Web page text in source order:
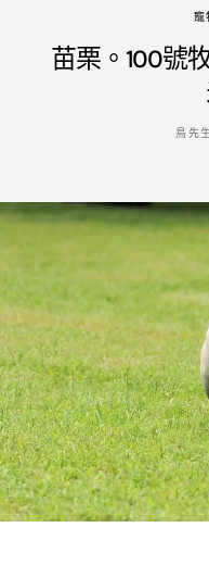
寵
苗栗。100號
鳥先生